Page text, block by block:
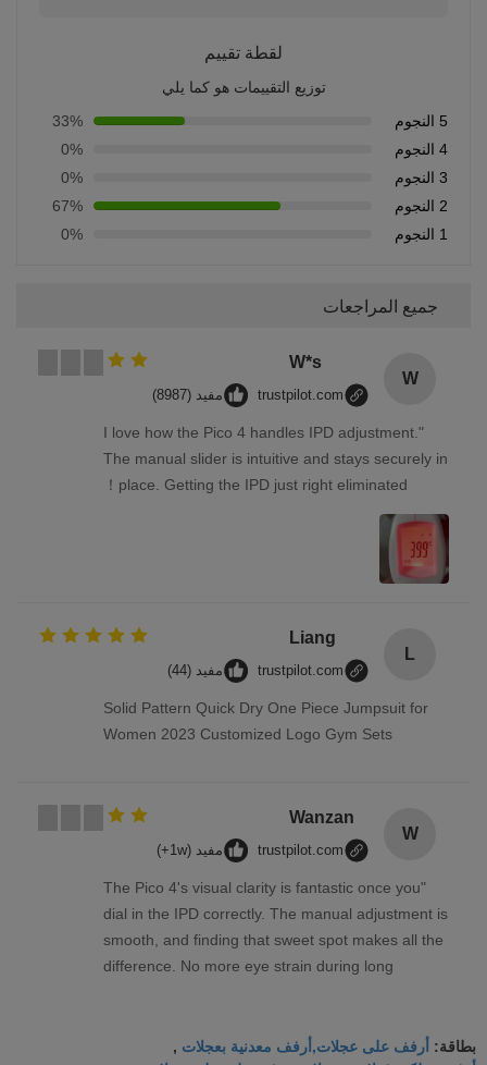
لقطة تقييم
توزيع التقييمات هو كما يلي
5 النجوم
33%
4 النجوم
0%
3 النجوم
0%
2 النجوم
67%
1 النجوم
0%
جميع المراجعات
W
W*s
trustpilot.com مفيد (8987)
"I love how the Pico 4 handles IPD adjustment.
The manual slider is intuitive and stays securely in
place. Getting the IPD just right eliminated！
L
Liang
trustpilot.com مفيد (44)
Solid Pattern Quick Dry One Piece Jumpsuit for
Women 2023 Customized Logo Gym Sets
W
Wanzan
trustpilot.com مفيد (1w+)
"The Pico 4's visual clarity is fantastic once you
dial in the IPD correctly. The manual adjustment is
smooth, and finding that sweet spot makes all the
difference. No more eye strain during long
fantastic once you dial in the IPD correctly. The بطاقة: أرفف على عجلات,أرفف معدنية بعجلات ,